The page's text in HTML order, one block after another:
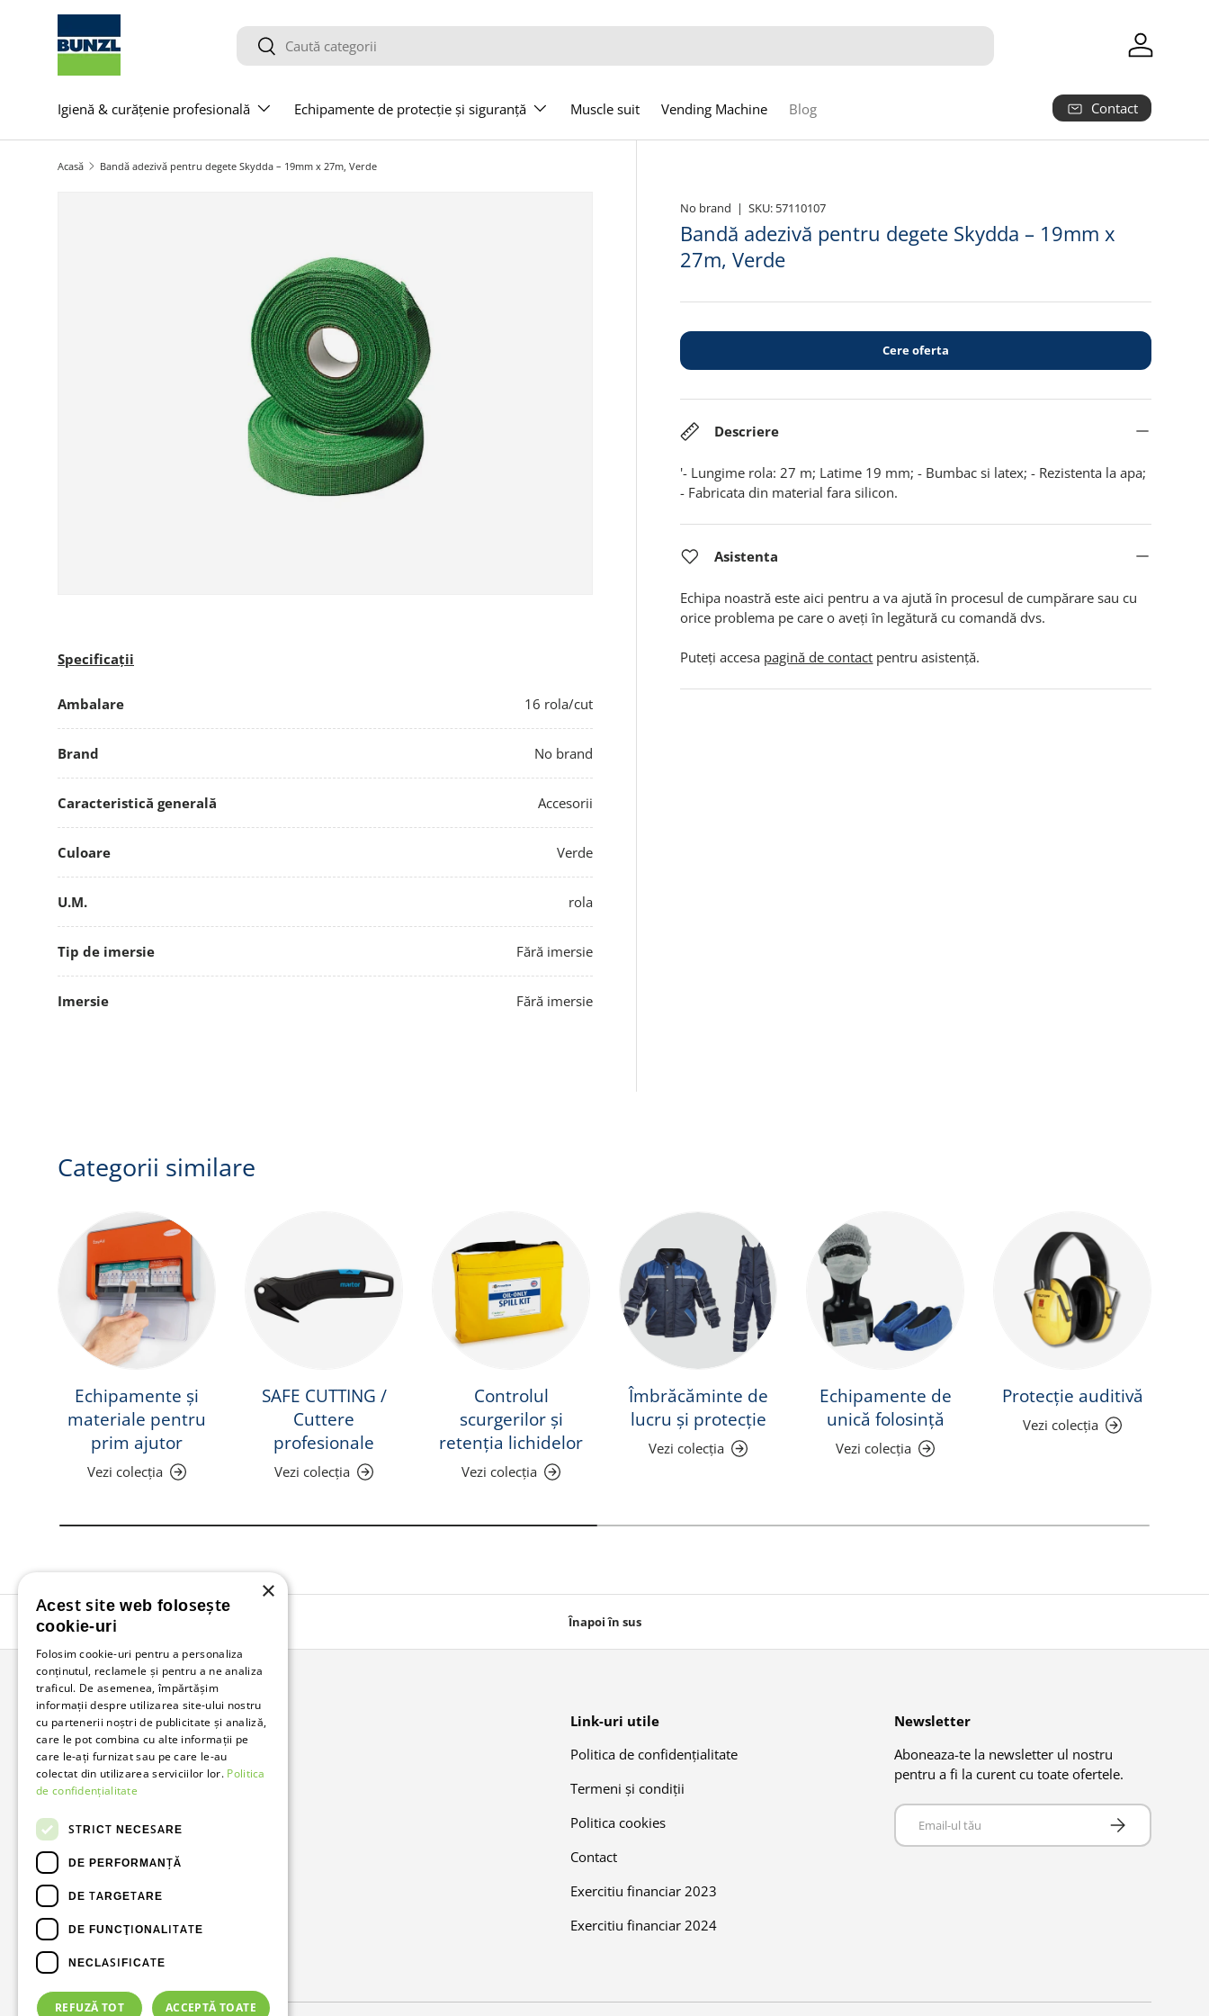
Salt la conținut Caută
Caută
Igienă & curățenie profesională Echipamente de protecție și siguranță Muscle suit Vending Machine Blog Contact
Acasă Bandă adezivă pentru degete Skydda – 19mm x 27m, Verde
No brand |SKU: 57110107
Bandă adezivă pentru degete Skydda – 19mm x
27m, Verde
Cere oferta
Descriere
'- Lungime rola: 27 m; Latime 19 mm; - Bumbac si latex; - Rezistenta la apa;
- Fabricata din material fara silicon.
Asistenta
Echipa noastră este aici pentru a va ajută în procesul de cumpărare sau cu
orice problema pe care o aveți în legătură cu comandă dvs.
Puteți accesa pagină de contact pentru asistență.
Specificații
Ambalare 16 rola/cut
Brand No brand
Caracteristică generală Accesorii
Culoare Verde
U.M. rola
Tip de imersie Fără imersie
Imersie Fără imersie
Categorii similare
Echipamente și
materiale pentru
prim ajutor
Vezi colecția
SAFE CUTTING /
Cuttere
profesionale
Vezi colecția
Controlul
scurgerilor și
retenția lichidelor
Vezi colecția
Îmbrăcăminte de
lucru și protecție
Vezi colecția
Echipamente de
unică folosință
Vezi colecția
Protecție auditivă
Vezi colecția
Înapoi în sus
Bunzl Romania
Soluții complete pentru afacerea ta.
Link-uri utile
Politica de confidențialitate
Termeni și condiții
Politica cookies
Contact
Exercitiu financiar 2023
Exercitiu financiar 2024
Newsletter
Aboneaza-te la newsletter ul nostru
pentru a fi la curent cu toate ofertele.
Email Abonează-te
×
Acest site web folosește
cookie-uri
Folosim cookie-uri pentru a personaliza
conținutul, reclamele și pentru a ne analiza
traficul. De asemenea, împărtășim
informații despre utilizarea site-ului nostru
cu partenerii noștri de publicitate și analiză,
care le pot combina cu alte informații pe
care le-ați furnizat sau pe care le-au
colectat din utilizarea serviciilor lor. Politica
de confidențialitate
STRICT NECESARE
DE PERFORMANȚĂ
DE TARGETARE
DE FUNCŢIONALITATE
NECLASIFICATE
ACCEPTĂ TOATE
REFUZĂ TOT